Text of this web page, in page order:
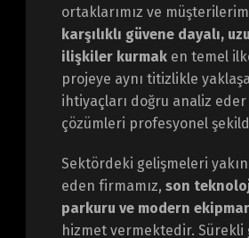
ortaklarımız ve
karşılıklı güvene dayalı,
ilişkiler kurmaken temel
projeye aynı titizlikle
ihtiyaçları doğru analiz
çözümleri profesyonel
Sektördeki gelişmeleri
eden firmamız, son
parkuru ve modern
hizmet vermektedir. Sürekli